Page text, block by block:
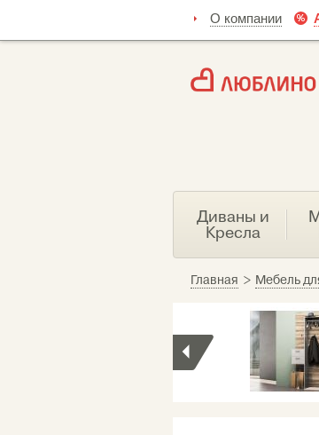
О компании
Диваны и
Кресла
Главная > Мебель